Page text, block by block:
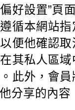
好設置”頁
循本網站
便他確認
其私人區
此外，會
分享的內